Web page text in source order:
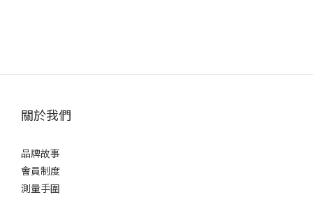
關於我們
品牌故事
會員制度
測量手圍